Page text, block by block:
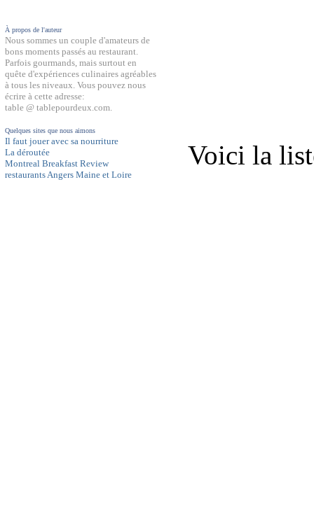
À propos de l'auteur
Nous sommes un couple d'amateurs de
bons moments passés au restaurant.
Parfois gourmands, mais surtout en
quête d'expériences culinaires agréables
à tous les niveaux. Vous pouvez nous
écrire à cette adresse:
table @ tablepourdeux.com.
Quelques sites que nous aimons
Il faut jouer avec sa nourriture
La déroutée
Montreal Breakfast Review
restaurants Angers Maine et Loire
Voici la